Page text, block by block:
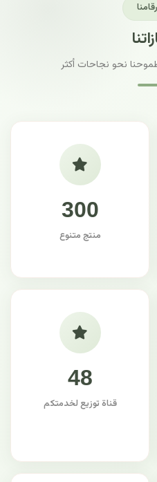
نحو نجاحات أكثر
300
منتج متنوع
48
قناة توزيع لخدمتكم